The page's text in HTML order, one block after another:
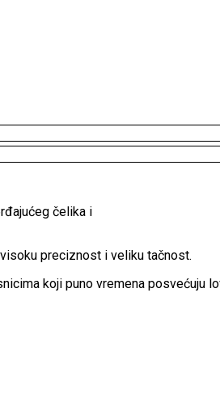
čelika i
preciznost i veliku tačnost.
koji puno vremena posvećuju